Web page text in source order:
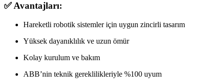
✅ Avantajları:
Hareketli robotik sistemler için uygun zincirli tasarım
Yüksek dayanıklılık ve uzun ömür
Kolay kurulum ve bakım
ABB’nin teknik gereklilikleriyle %100 uyum